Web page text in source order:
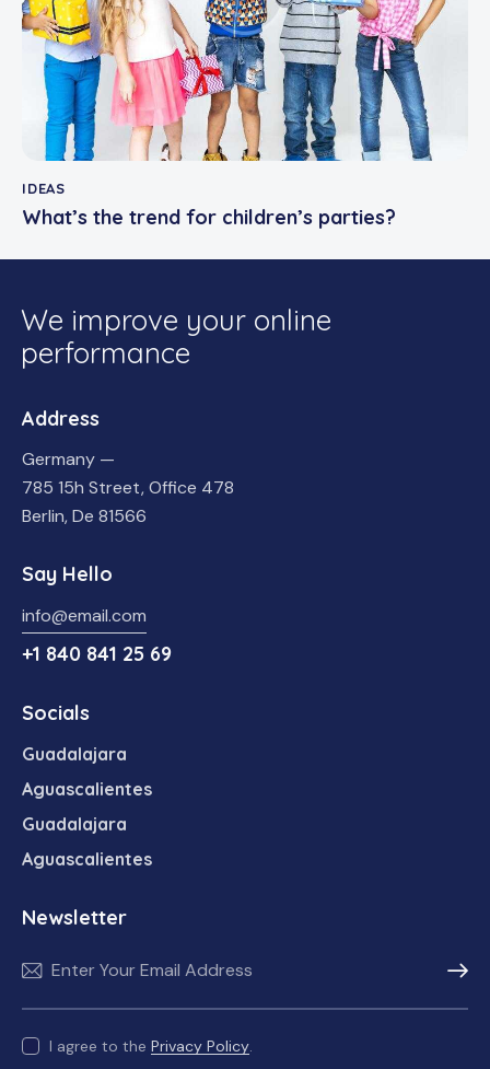
IDEAS
What’s the trend for children’s parties?
We improve your online
performance
Address
Germany —
785 15h Street, Office 478
Berlin, De 81566
Say Hello
info@email.com
+1 840 841 25 69
Socials
Guadalajara
Aguascalientes
Guadalajara
Aguascalientes
Newsletter
I agree to the Privacy Policy